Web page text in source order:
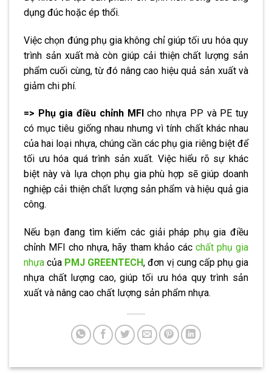
dụng đúc hoặc ép thổi.
Việc chọn đúng phụ gia không chỉ giúp tối ưu hóa quy
trình sản xuất mà còn giúp cải thiện chất lượng sản
phẩm cuối cùng, từ đó nâng cao hiệu quả sản xuất và
giảm chi phí.
=> Phụ gia điều chỉnh MFI cho nhựa PP và PE tuy
có mục tiêu giống nhau nhưng vì tính chất khác nhau
của hai loại nhựa, chúng cần các phụ gia riêng biệt để
tối ưu hóa quá trình sản xuất. Việc hiểu rõ sự khác
biệt này và lựa chọn phụ gia phù hợp sẽ giúp doanh
nghiệp cải thiện chất lượng sản phẩm và hiệu quả gia
công.
Nếu bạn đang tìm kiếm các giải pháp phụ gia điều
chỉnh MFI cho nhựa, hãy tham khảo các chất phụ gia
nhựa của PMJ GREENTECH, đơn vị cung cấp phụ gia
nhựa chất lượng cao, giúp tối ưu hóa quy trình sản
xuất và nâng cao chất lượng sản phẩm nhựa.